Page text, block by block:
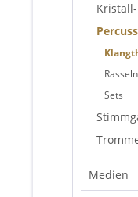
Rasseln
Sets
Medien